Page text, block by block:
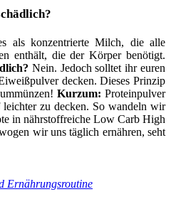
als konzentrierte Milch, die alle
enthält, die der Körper benötigt.
Nein. Jedoch solltet ihr euren
decken. Dieses Prinzip
Kurzum: Proteinpulver
zu decken. So wandeln wir
in nährstoffreiche Low Carb High
wir uns täglich ernähren, seht
Ernährungsroutine